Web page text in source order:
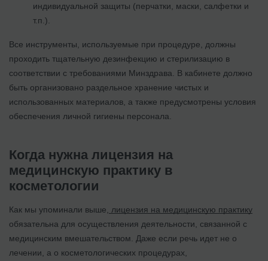
индивидуальной защиты (перчатки, маски, салфетки и
т.п.).
Все инструменты, используемые при процедуре, должны
проходить тщательную дезинфекцию и стерилизацию в
соответствии с требованиями Минздрава. В кабинете должно
быть организовано раздельное хранение чистых и
использованных материалов, а также предусмотрены условия
обеспечения личной гигиены персонала.
Когда нужна лицензия на
медицинскую практику в
косметологии
Как мы упоминали выше,
лицензия на медицинскую практику
обязательна для осуществления деятельности, связанной с
медицинским вмешательством. Даже если речь идет не о
лечении, а о косметологических процедурах,